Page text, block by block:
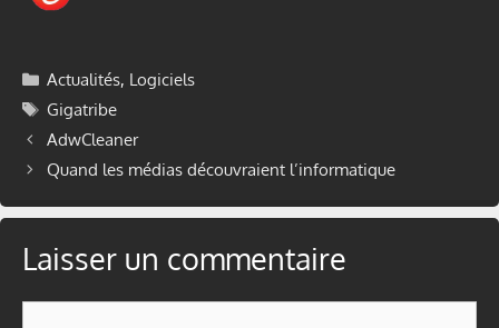
Catégories
Actualités, Logiciels
Étiquettes
Gigatribe
AdwCleaner
Quand les médias découvraient l’informatique
Laisser un commentaire